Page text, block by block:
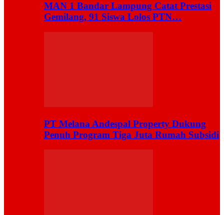
MAN 1 Bandar Lampung Catat Prestasi
Gemilang, 91 Siswa Lolos PTN…
PT Melana Andespal Property Dukung
Penuh Program Tiga Juta Rumah Subsidi